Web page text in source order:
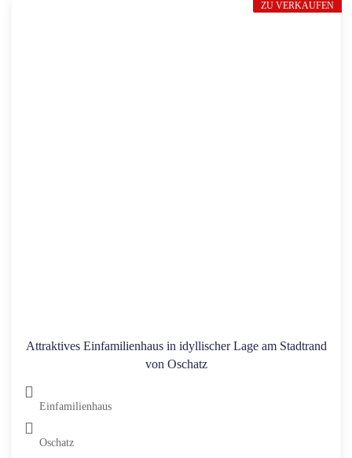
Attraktives Einfamilienhaus in idyllischer Lage am Stadtrand
von Oschatz
Einfamilienhaus
Oschatz
ZU VERKAUFEN